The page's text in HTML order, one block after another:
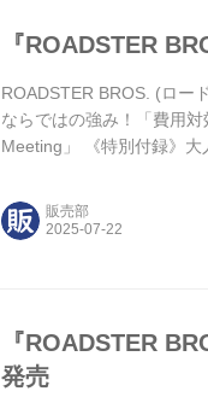
『ROADSTER
ROADSTER BROS. (ロー
ならではの強み！「費用
Meeting」 《特別付録》大
とお届けします。費用対
販売部
『ROADSTER
発売